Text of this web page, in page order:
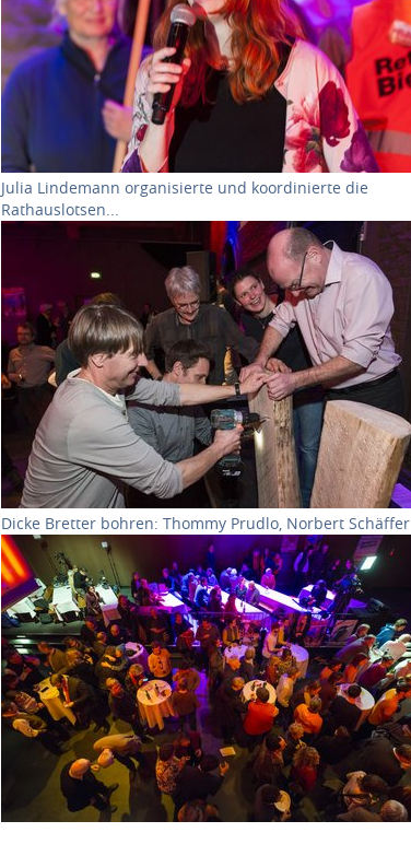
Julia Lindemann organisierte und koordinierte die
Rathauslotsen...
Show larger version for:
Dicke Bretter bohren: Thommy Prudlo, Norbert Schäffer
Show larger version for: